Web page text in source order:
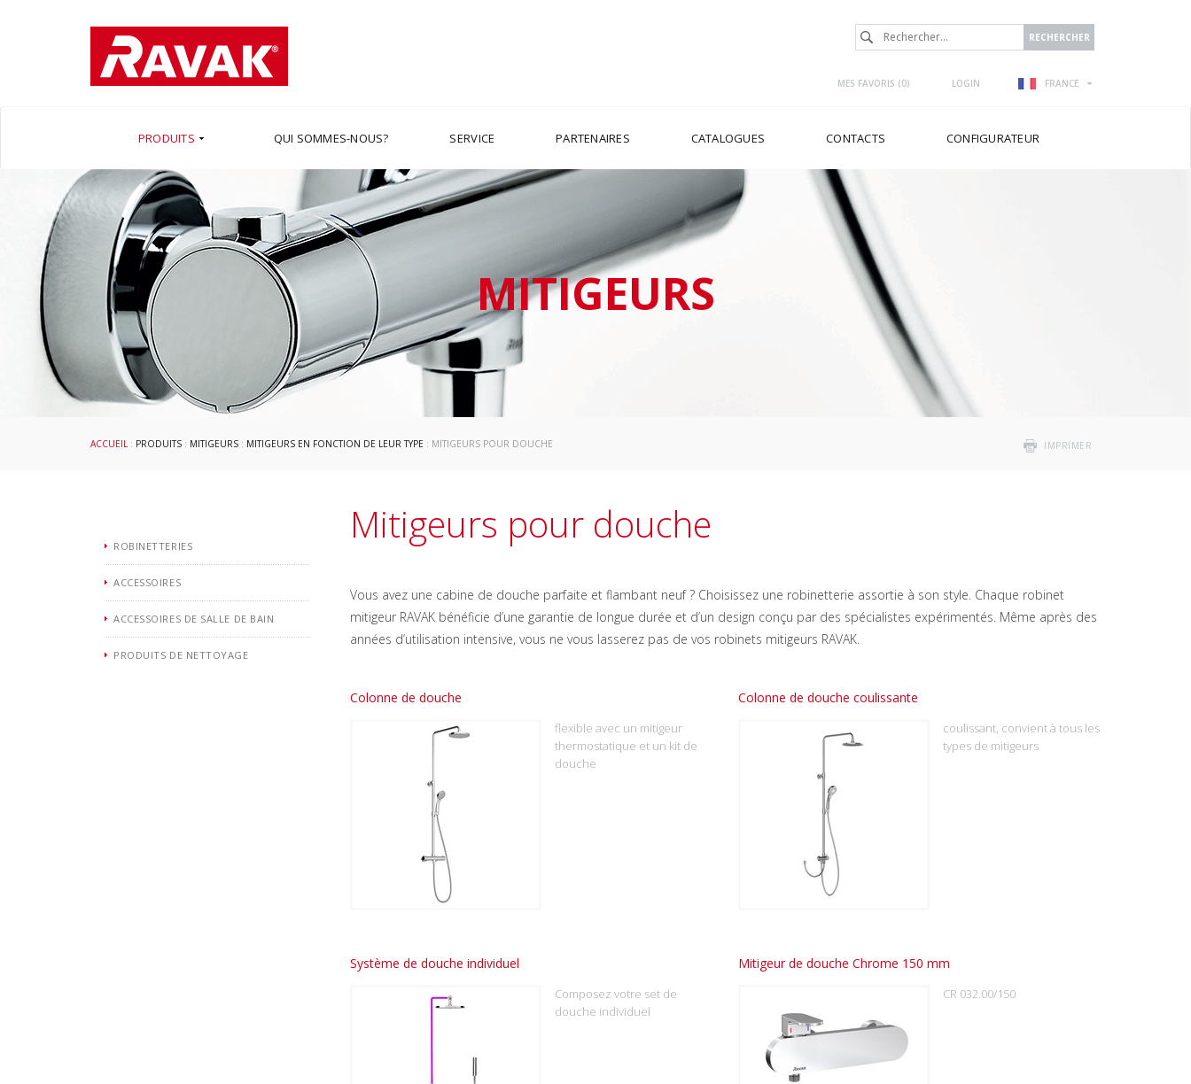
MES FAVORIS (0) LOGIN FRANCE
PRODUITS QUI SOMMES-NOUS? SERVICE PARTENAIRES CATALOGUES CONTACTS CONFIGURATEUR
MITIGEURS
IMPRIMER
ACCUEIL : PRODUITS : MITIGEURS : MITIGEURS EN FONCTION DE LEUR TYPE : MITIGEURS POUR DOUCHE
ROBINETTERIES
ACCESSOIRES
ACCESSOIRES DE SALLE DE BAIN
PRODUITS DE NETTOYAGE
Mitigeurs pour douche
Vous avez une cabine de douche parfaite et flambant neuf ? Choisissez une robinetterie assortie à son style. Chaque robinet
mitigeur RAVAK bénéficie d’une garantie de longue durée et d’un design conçu par des spécialistes expérimentés. Même après des
années d’utilisation intensive, vous ne vous lasserez pas de vos robinets mitigeurs RAVAK.
Colonne de douche
flexible avec un mitigeur
thermostatique et un kit de
douche
Colonne de douche coulissante
coulissant, convient à tous les
types de mitigeurs
Système de douche individuel
Composez votre set de
douche individuel
Mitigeur de douche Chrome 150 mm
CR 032.00/150